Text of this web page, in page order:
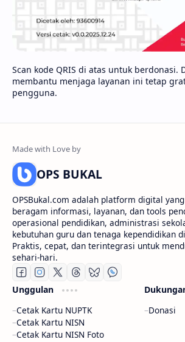
Scan kode QRIS di atas untuk berdonasi.
membantu menjaga layanan ini tetap
pengguna.
OPS BUKAL
OPSBukal.com adalah platform digital
beragam informasi, layanan, dan tools
operasional pendidikan, administrasi
kebutuhan guru dan tenaga kependidikan
Praktis, cepat, dan terintegrasi untuk
sehari-hari.
Unggulan
Cetak Kartu NUPTK
Cetak Kartu NISN
Cetak Kartu NISN Foto
Donasi